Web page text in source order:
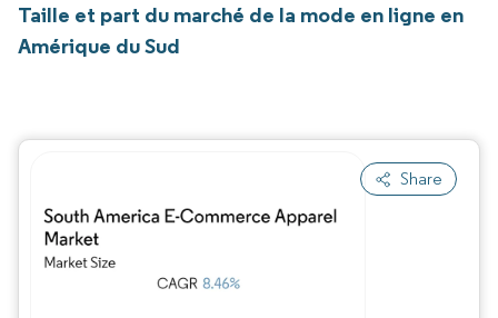
Taille et part du marché de la mode en ligne en
Amérique du Sud
Share